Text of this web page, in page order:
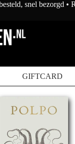
snel bezorgd •
GIFTCARD